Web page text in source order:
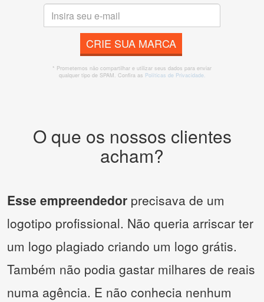
CRIE SUA MARCA
* Prometemos não compartilhar e utilizar seus dados para enviar
qualquer tipo de SPAM. Confira as Políticas de Privacidade.
O que os nossos clientes
acham?
Esse empreendedor precisava de um
logotipo profissional. Não queria arriscar ter
um logo plagiado criando um logo grátis.
Também não podia gastar milhares de reais
numa agência. E não conhecia nenhum